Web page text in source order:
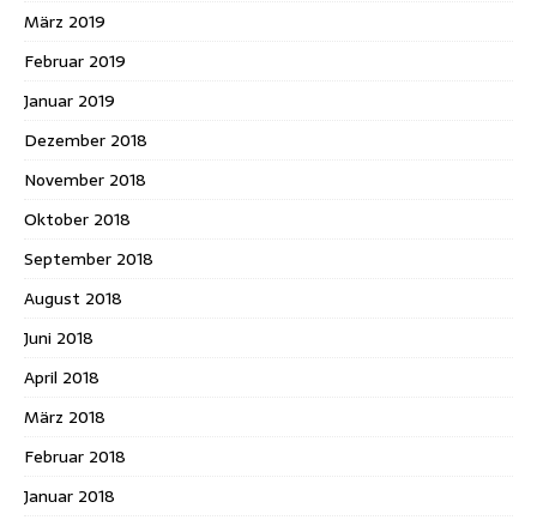
März 2019
Februar 2019
Januar 2019
Dezember 2018
November 2018
Oktober 2018
September 2018
August 2018
Juni 2018
April 2018
März 2018
Februar 2018
Januar 2018